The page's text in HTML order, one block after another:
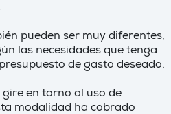
.
pueden ser muy diferentes,
las necesidades que tenga
de gasto deseado.
en torno al uso de
modalidad ha cobrado